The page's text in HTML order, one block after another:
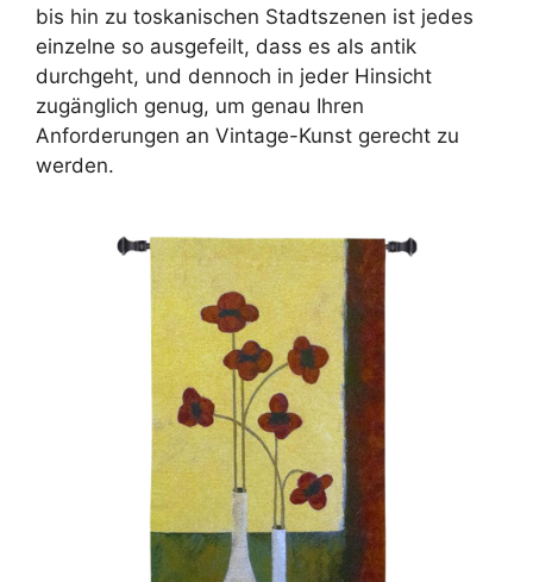
bis hin zu toskanischen Stadtszenen ist jedes
einzelne so ausgefeilt, dass es als antik
durchgeht, und dennoch in jeder Hinsicht
zugänglich genug, um genau Ihren
Anforderungen an Vintage-Kunst gerecht zu
werden.